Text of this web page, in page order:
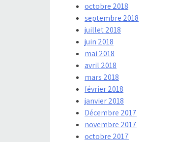
octobre 2018
septembre 2018
juillet 2018
juin 2018
mai 2018
avril 2018
mars 2018
février 2018
janvier 2018
Décembre 2017
novembre 2017
octobre 2017